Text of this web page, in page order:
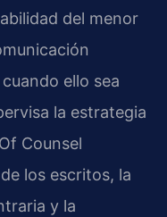
del menor
ello sea
la estrategia
Counsel
los escritos, la
y la